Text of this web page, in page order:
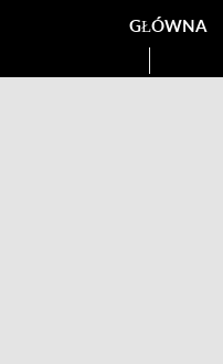
GŁÓWNA